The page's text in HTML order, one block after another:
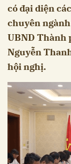
có đại diện
chuyên
UBND Thành
Nguyễn
hội nghị.